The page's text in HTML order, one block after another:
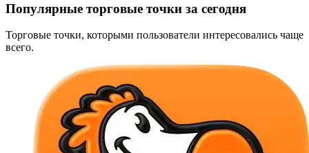
Популярные торговые точки за сегодня
Торговые точки, которыми пользователи интересовались чаще
всего.